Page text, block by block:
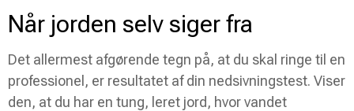
Når jorden selv siger fra
Det allermest afgørende tegn på, at du skal ringe til en
professionel, er resultatet af din nedsivningstest. Viser
den, at du har en tung, leret jord, hvor vandet